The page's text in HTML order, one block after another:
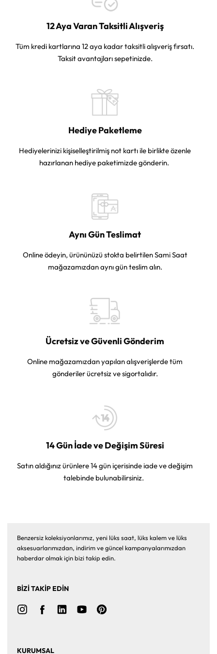
12 Aya Varan Taksitli Alışveriş
Tüm kredi kartlarına 12 aya kadar taksitli alışveriş fırsatı.
Taksit avantajları sepetinizde.
Hediye Paketleme
Hediyelerinizi kişiselleştirilmiş not kartı ile birlikte özenle
hazırlanan hediye paketimizde gönderin.
Aynı Gün Teslimat
Online ödeyin, ürününüzü stokta belirtilen Sami Saat
mağazamızdan aynı gün teslim alın.
Ücretsiz ve Güvenli Gönderim
Online mağazamızdan yapılan alışverişlerde tüm
gönderiler ücretsiz ve sigortalıdır.
14 Gün İade ve Değişim Süresi
Satın aldığınız ürünlere 14 gün içerisinde iade ve değişim
talebinde bulunabilirsiniz.
Benzersiz koleksiyonlarımız, yeni lüks saat, lüks kalem ve lüks
aksesuarlarımızdan, indirim ve güncel kampanyalarımızdan
haberdar olmak için bizi takip edin.
BİZİ TAKİP EDİN
KURUMSAL